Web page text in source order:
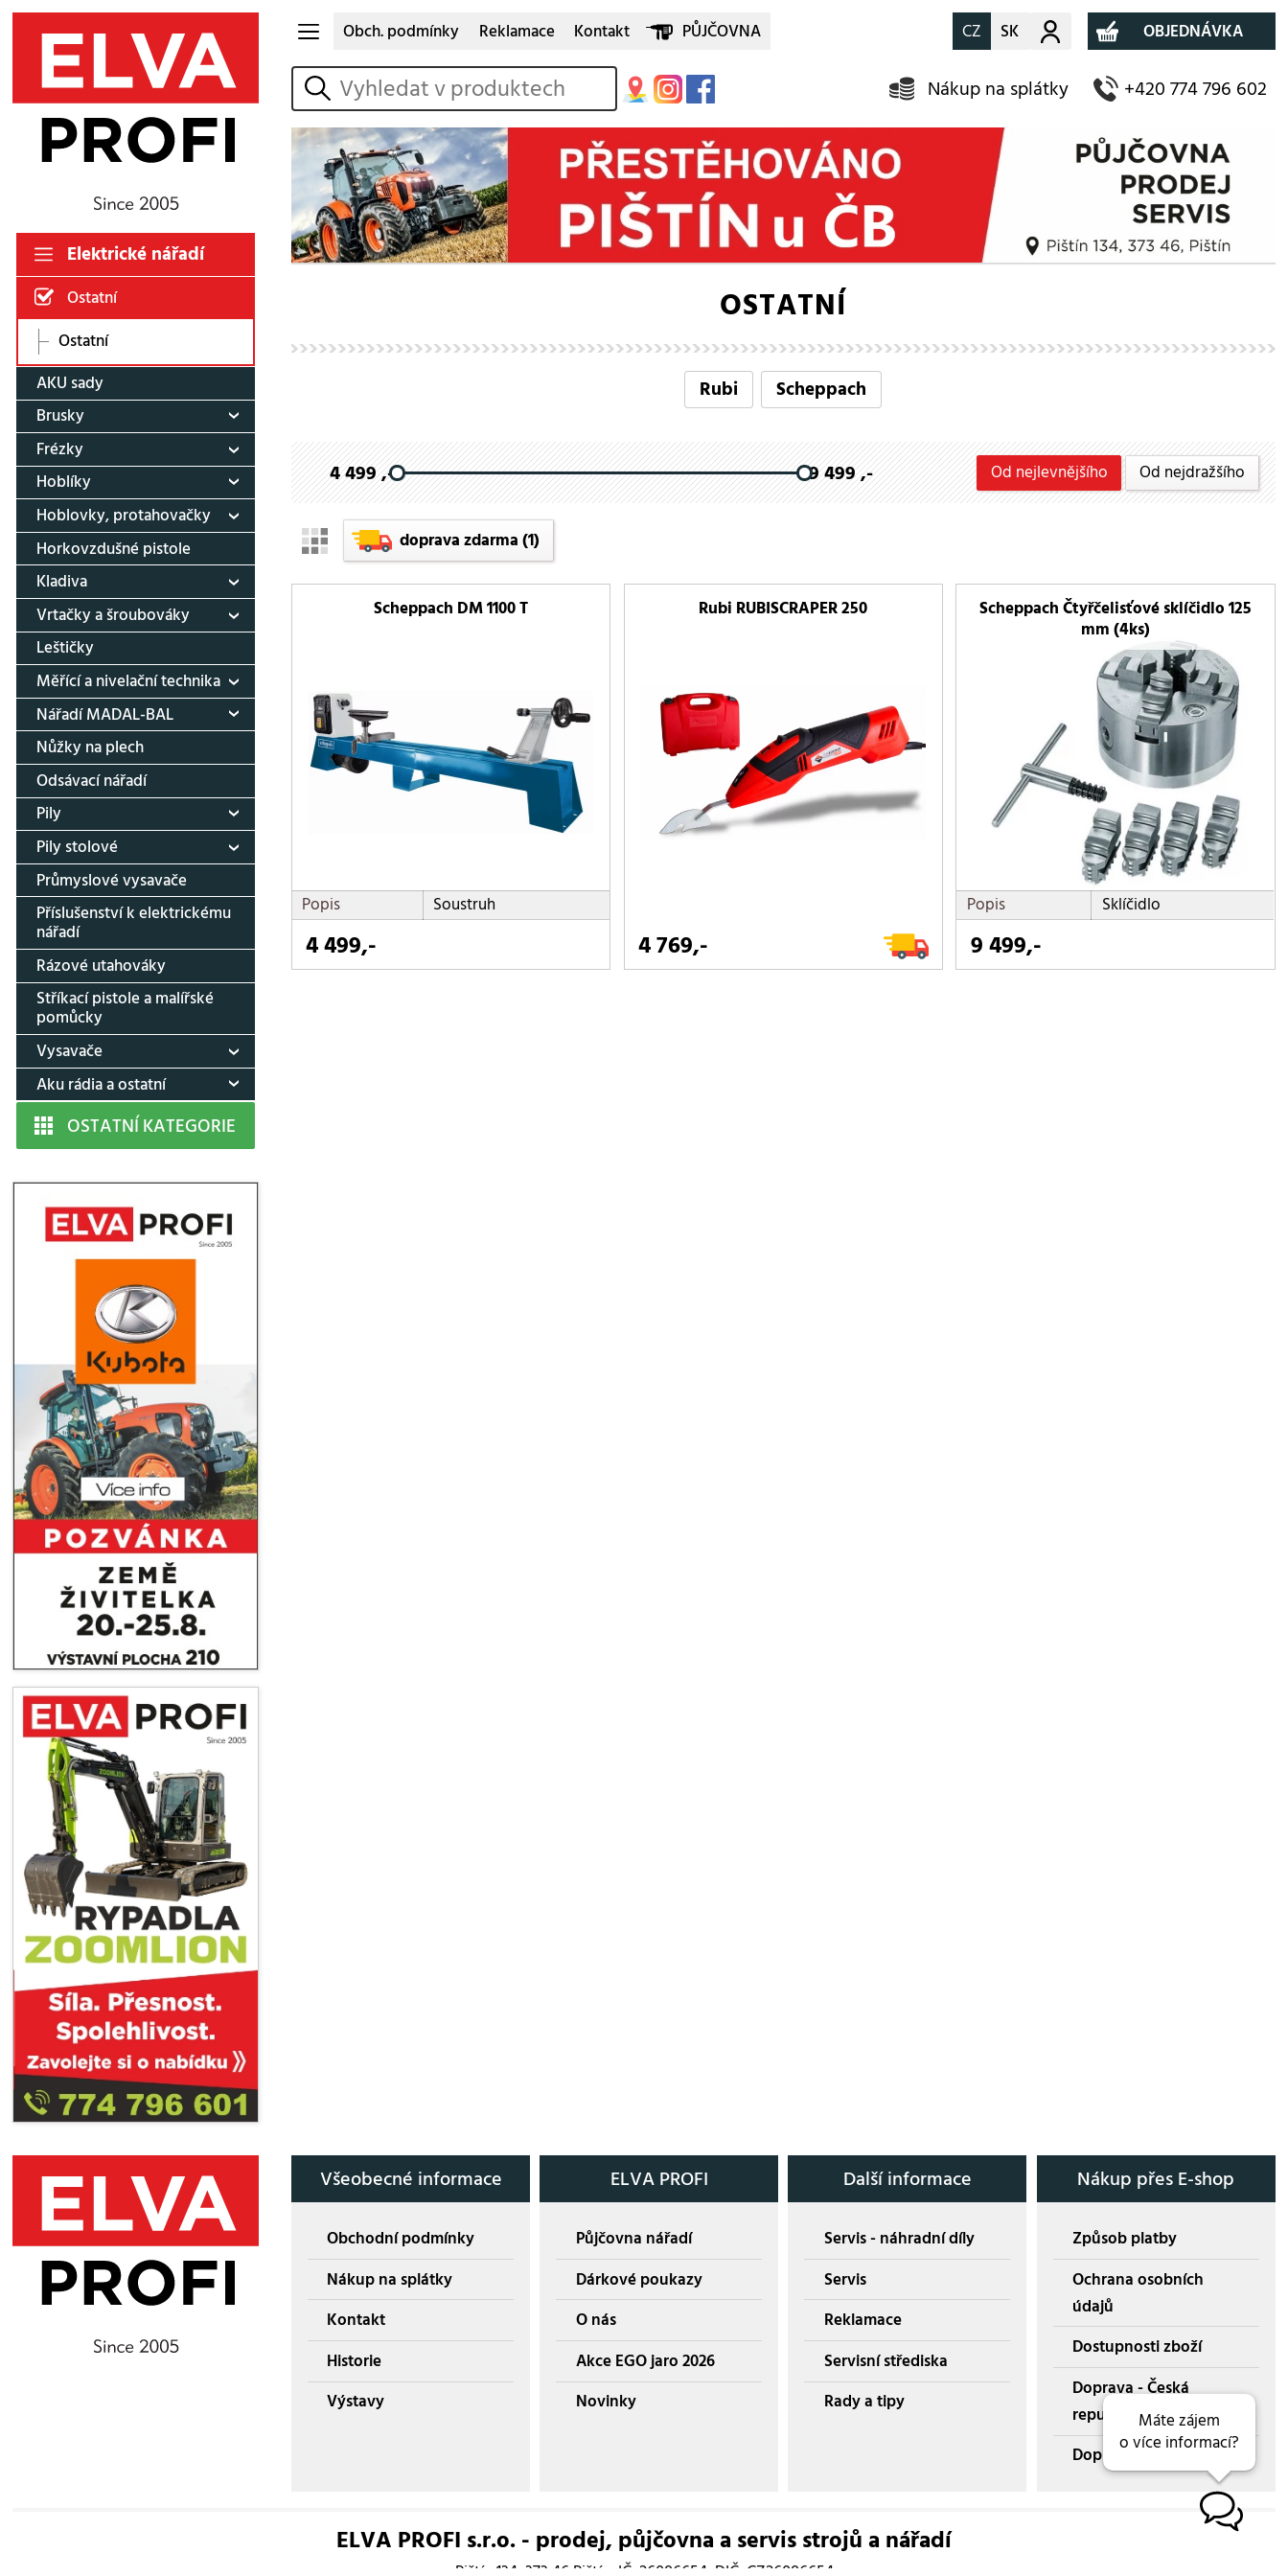
Elektrické nářadí
Ostatní
Ostatní
AKU sady
Brusky
Frézky
Hoblíky
Hoblovky, protahovačky
Horkovzdušné pistole
Kladiva
Vrtačky a šroubováky
Leštičky
Měřící a nivelační technika
Nářadí MADAL-BAL
Nůžky na plech
Odsávací nářadí
Pily
Pily stolové
Průmyslové vysavače
Příslušenství k elektrickému
nářadí
Rázové utahováky
Stříkací pistole a malířské
pomůcky
Vysavače
Aku rádia a ostatní
OSTATNÍ KATEGORIE
Obch. podmínky Reklamace Kontakt PŮJČOVNA CZ SK Můj účet OBJEDNÁVKA
vyhledat Nákup na splátky +420 774 796 602
OSTATNÍ
Rubi Scheppach
4 499 ,- 9 499 ,- Od nejlevnějšího Od nejdražšího
doprava zdarma(1)
Scheppach DM 1100 T
Popis Soustruh
4 499,-
Rubi RUBISCRAPER 250
4 769,-
Scheppach Čtyřčelisťové sklíčidlo 125
mm (4ks)
Popis Sklíčidlo
9 499,-
Všeobecné informace
Obchodní podmínky
Nákup na splátky
Kontakt
Historie
Výstavy
ELVA PROFI
Půjčovna nářadí
Dárkové poukazy
O nás
Akce EGO jaro 2026
Novinky
Další informace
Servis - náhradní díly
Servis
Reklamace
Servisní střediska
Rady a tipy
Nákup přes E-shop
Způsob platby
Ochrana osobních
údajů
Dostupnosti zboží
Doprava - Česká
republika
Doprava - Slovensko
ELVA PROFI s.r.o. - prodej, půjčovna a servis strojů a nářadí
Máte zájem
o více informací?
B